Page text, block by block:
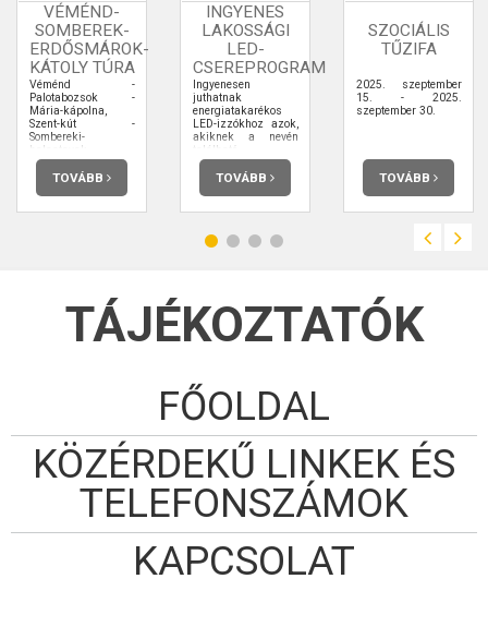
VÉMÉND-
SOMBEREK-
ERDŐSMÁROK-
KÁTOLY TÚRA
Véménd -
Palotabozsok -
Mária-kápolna,
Szent-kút -
Sombereki-
halastavak -
Somberek -
Turistaház -
Horpács-patak-
Templomrom -
vadászház -
Kisnyárád - Szent
János-kápolna -
Erdősmároki-
TOVÁBB
INGYENES
LAKOSSÁGI
LED-
CSEREPROGRAM
Ingyenesen
juthatnak
energiatakarékos
LED-izzókhoz azok,
akiknek a nevén
található
villanyszámla és
regisztrálnak a
ledcsere.hu oldalon.
TOVÁBB
SZOCIÁLIS
TŰZIFA
2025. szeptember
15. - 2025.
szeptember 30.
TOVÁBB
TÁJÉKOZTATÓK
FŐOLDAL
KÖZÉRDEKŰ LINKEK ÉS
TELEFONSZÁMOK
KAPCSOLAT